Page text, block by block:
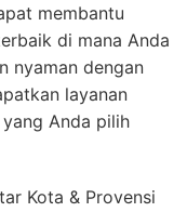
membantu
di mana Anda
nyaman dengan
layanan
Anda pilih
Kota & Provensi